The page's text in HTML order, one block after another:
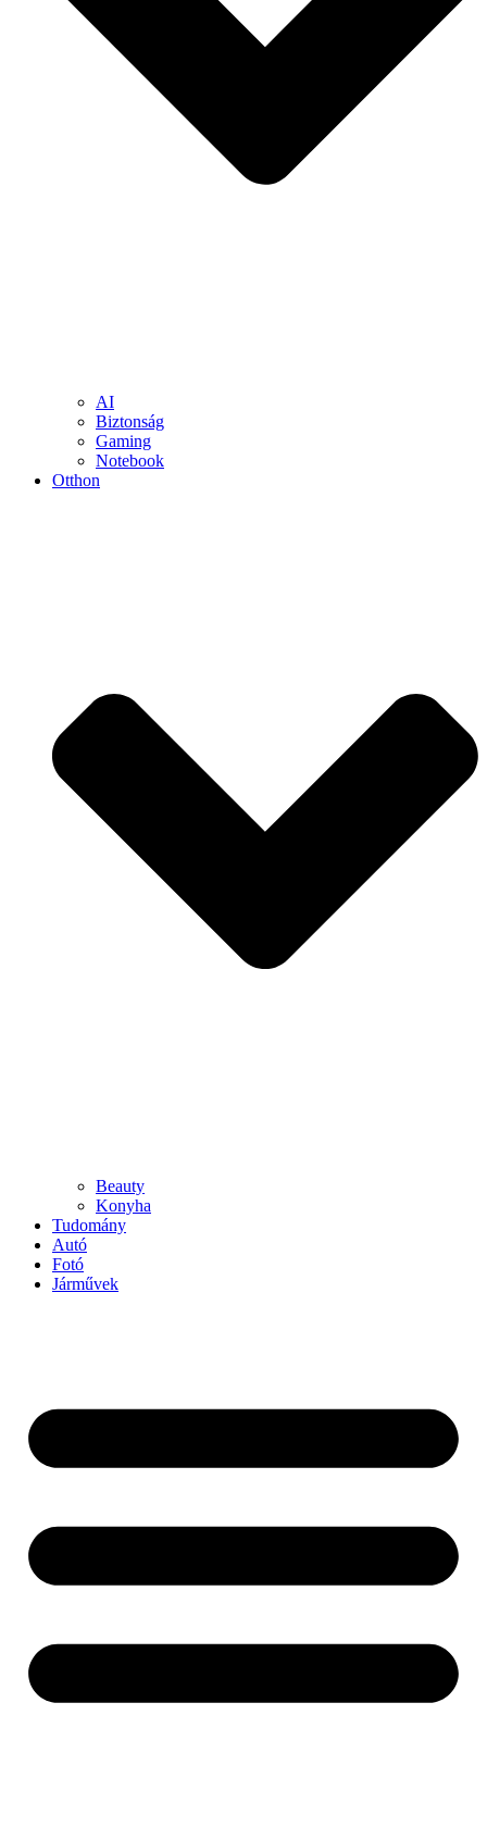
AI
Biztonság
Gaming
Notebook
Otthon
Beauty
Konyha
Tudomány
Autó
Fotó
Járművek